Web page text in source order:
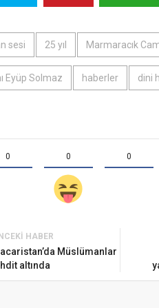
sesi 25 yıl Marmaracık
Eyüp Solmaz haberler dini
0 0 0
HABER
Müslümanlar
altında
Temel